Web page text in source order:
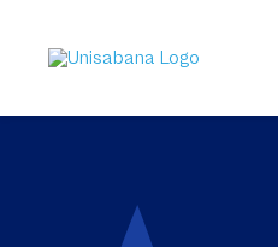
contenido
principal